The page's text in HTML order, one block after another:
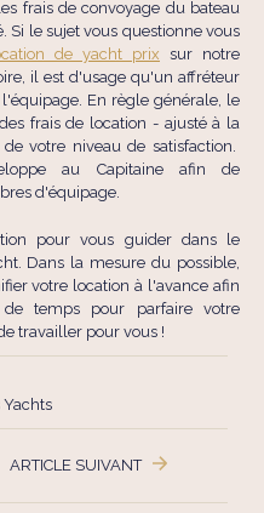
frais de convoyage du bateau
le sujet vous questionne vous
de yacht prix sur notre
il est d'usage qu'un affréteur
En règle générale, le
frais de location - ajusté à la
votre niveau de satisfaction.
au Capitaine afin de
d'équipage.
pour vous guider dans le
Dans la mesure du possible,
votre location à l'avance afin
temps pour parfaire votre
travailler pour vous !
Yachts
ARTICLE SUIVANT